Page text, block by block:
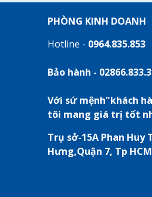
PHÒNG KINH DOANH
Hotline - 0964.835.853
Bảo hành -
Với sứ mệnh"khách
tôi mang giá trị tốt
Trụ sở-15A Phan Huy
Hưng,Quận 7, Tp HCM